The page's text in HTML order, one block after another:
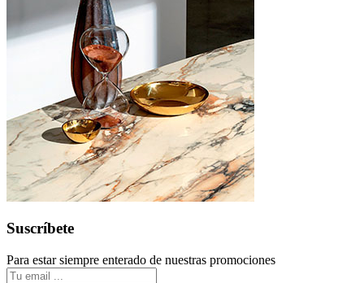
Suscríbete
Para estar siempre enterado de nuestras promociones